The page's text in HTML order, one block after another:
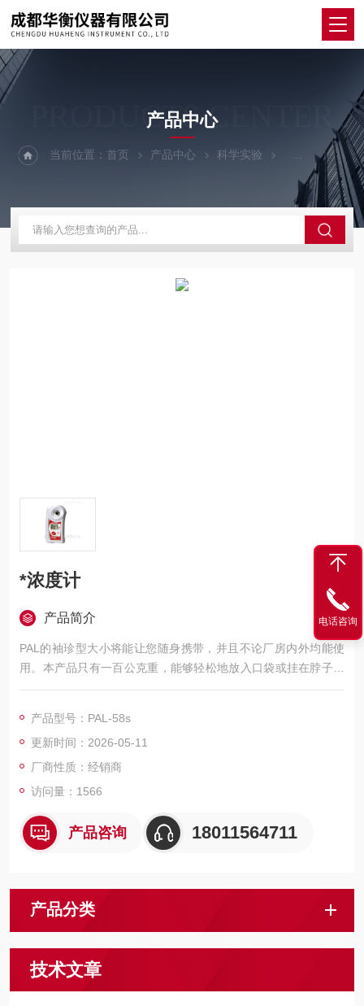
PRODUCTS CENTER
产品中心
当前位置：首页 产品中心 科学实验 其他仪器设备
*浓度计
产品简介
PAL的袖珍型大小将能让您随身携带，并且不论厂房内外均能使
用。本产品只有一百公克重，能够轻松地放入口袋或挂在脖子上
或腰带上。
产品型号：PAL-58s
更新时间：2026-05-11
厂商性质：经销商
访问量：1566
产品咨询 18011564711
产品分类
技术文章
电话咨询